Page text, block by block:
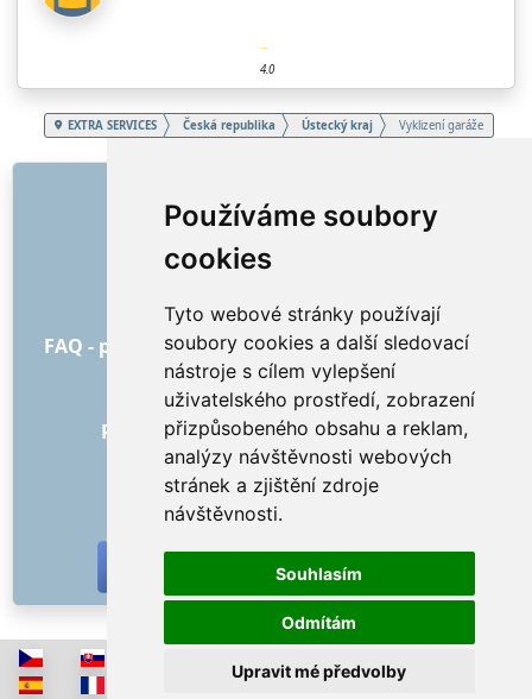
Používáme soubory
cookies
Tyto webové stránky používají
soubory cookies a další sledovací
nástroje s cílem vylepšení
uživatelského prostředí, zobrazení
přizpůsobeného obsahu a reklam,
analýzy návštěvnosti webových
stránek a zjištění zdroje
návštěvnosti.
Souhlasím
Odmítám
Upravit mé předvolby
4.0
EXTRA SERVICES Česká republika Ústecký kraj Vyklizení garáže
O nás
Jak to všechno začalo
Všeobecné obchodní podmínky
FAQ - pro objednatele FAQ - pro poskytovatele
Reklama a marketing
Blog
Recenze objednávek s hodnocením
Kontakt
SOCIÁLNÍ SÍTĚ